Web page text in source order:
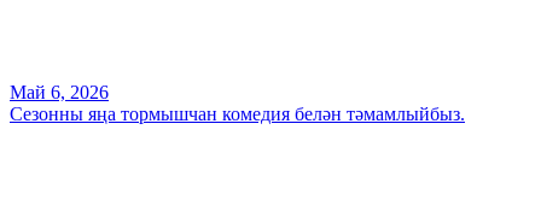
Май 6, 2026
Сезонны яңа тормышчан комедия белән тәмамлыйбыз.